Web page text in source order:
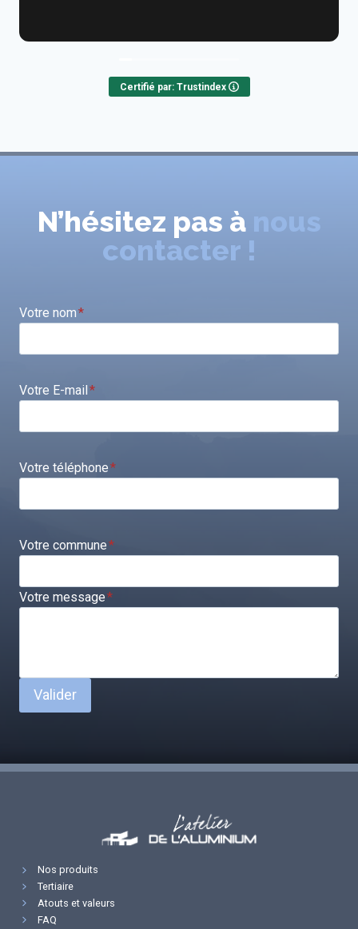
Certifié par: Trustindex
N’hésitez pas à nous
contacter !
Votre nom*
Votre E-mail *
Votre téléphone*
Votre commune*
Votre message*
Valider
Nos produits
Tertiaire
Atouts et valeurs
FAQ